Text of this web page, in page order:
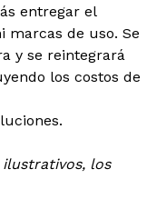
entregar el
marcas de uso. Se
y se reintegrará
los costos de
ilustrativos, los